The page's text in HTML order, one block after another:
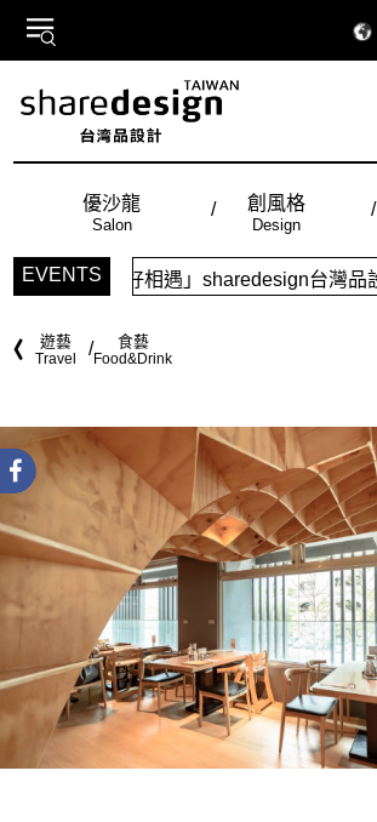
優沙龍
Salon
創風格
Design
EVENTS台灣品設計，五大特色主題，簡
遊藝
Travel
食藝
Food&Drink